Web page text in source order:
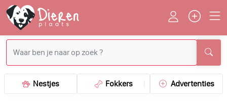
Nestjes Fokkers Advertenties